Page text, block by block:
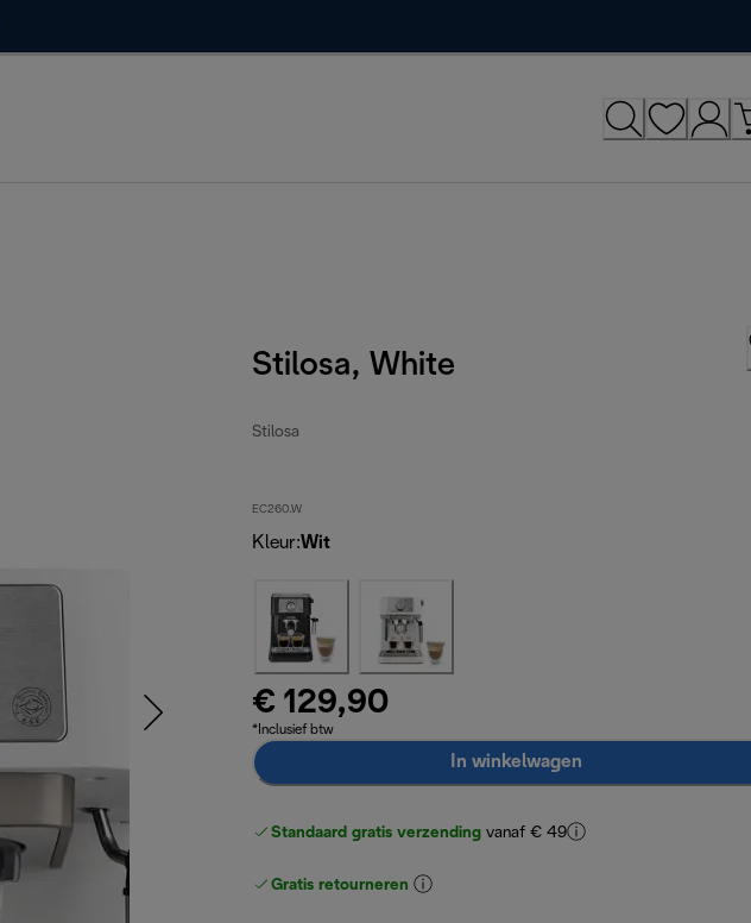
Stilosa, White
Stilosa
EC260.W
Kleur:Wit
€ 129,90
*Inclusief btw
In winkelwagen
Standaard gratis verzending vanaf € 49
Gratis retourneren